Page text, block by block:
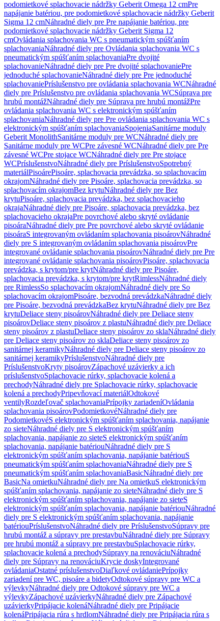
podomietkové splachovacie nádržky Geberit Omega 12 cmPre
napájanie batériou, pre podomietkové splachovacie nádržky Geberit
Sigma 12 cmNáhradné diely pre Pre napájanie batériou, pre
podomietkové splachovacie nádržky Geberit Sigma 12
cmOvládania splachovania WC s pneumatickým spúšťaním
splachovaniaNáhradné diely pre Ovládania splachovania WC s
pneumatickým spúšťaním splachovaniaPre dvojité
splachovanieNáhradné diely pre Pre dvojité splachovaniePre
jednoduché splachovanieNáhradné diely pre Pre jednoduché
splachovaniePríslušenstvo pre ovládania splachovania WCNáhradné
diely pre Príslušenstvo pre ovládania splachovania WCSúprava pre
hrubú montážNáhradné diely pre Súprava pre hrubú montážPre
ovládania splachovania WC s elektronickým spúšťaním
splachovaniaNáhradné diely pre Pre ovládania splachovania WC s
elektronickým spúšťaním splachovaniaSpojeniaSanitárne moduly
Geberit MonolithSanitárne moduly pre WCNáhradné diely pre
Sanitárne moduly pre WCPre závesné WCNáhradné diely pre Pre
závesné WCPre stojace WCNáhradné diely pre Pre stojace
WCPríslušenstvoNáhradné diely pre PríslušenstvoSpotrebný
materiálPisoárePisoáre, splachovacia prevádzka, so splachovacím
okrajomNáhradné diely pre Pisoáre, splachovacia prevádzka, so
splachovacím okrajomBez krytuNáhradné diely pre Bez
krytuPisoáre, splachovacia prevádzka, bez splachovacieho
okrajaNáhradné diely pre Pisoáre, splachovacia prevádzka, bez
splachovacieho okrajaPre povrchové alebo skryté ovládanie
pisoáraNáhradné diely pre Pre povrchové alebo skryté ovládanie
pisoáraS integrovaným ovládaním splachovania pisoárovNáhradné
diely pre S integrovaným ovládaním splachovania pisoárovPre
integrované ovládanie splachovania pisoárovNáhradné diely pre Pre
integrované ovládanie splachovania pisoárovPisoáre, splachovacia
prevádzka, s krytom/pre krytNáhradné diely pre Pisoáre,
splachovacia prevádzka, s krytom/pre krytRimlessNáhradné diely
pre RimlessSo splachovacím okrajomNáhradné diely pre So
splachovacím okrajomPisoáre, bezvodná prevádzkaNáhradné diely
pre Pisoáre, bezvodná prevádzkaBez krytuNáhradné diely pre Bez
krytuDeliace steny pisoárovNáhradné diely pre Deliace steny
pisoárovDeliace steny pisoárov z plastuNáhradné diely pre Deliace
steny pisoárov z plastuDeliace steny pisoárov zo sklaNáhradné diely
pre Deliace steny pisoárov zo sklaDeliace steny pisoárov zo
sanitárnej keramikyNáhradné diely pre Deliace steny pisoárov zo
sanitárnej keramikyPríslušenstvoNáhradné diely pre
PríslušenstvoKryty pisoárovZápachové uzávierky a ich
príslušenstvoSplachovacie rúrky, splachovacie kolená a
prechodyNáhradné diely pre Splachovacie rúrky, splachovacie
kolená a prechodyPripevňovací materiálOdtokové
ventilyRozdeľovač splachovaniaPrípojky zariadeníOvládania
splachovania pisoárovPodomietkovéNáhradné diely pre
PodomietkovéS elektronickým spúšťaním splachovania, napájanie
zo sieteNáhradné diely pre S elektronickým spúšťaním
splachovania, napájanie zo sieteS elektronickým spúšťaním
splachovania, napájanie batériouNáhradné diely pre S
elektronickým spúšťaním splachovania, napájanie batériouS
pneumatickým spúšťaním splachovaniaNáhradné diely pre S
pneumatickým spúšťaním splachovaniaBasicNáhradné diely pre
BasicNa omietkuNáhradné diely pre Na omietkuS elektronickým
spúšťaním splachovania, napájanie zo sieteNáhradné diely pre S
elektronickým spúšťaním splachovania, napájanie zo sieteS
elektronickým spúšťaním splachovania, napájanie batériouNáhradné
diely pre S elektronickým spúšťaním splachovania, napájanie
batériouPríslušenstvoNáhradné diely pre PríslušenstvoSúpravy pre
hrubú montáž a súpravy pre prestavbuNáhradné diely pre Súpravy
pre hrubú montáž a súpravy pre prestavbuSplachovacie rúrky,
splachovacie kolená a prechodySúpravy na renováciuNáhradné
diely pre Súpravy na renováciuKrycie doskyIntegrované
ovládaniaOstatné príslušenstvoDiaľkové ovládaniePrípojky
zariadení pre WC, pisoáre a bidetyOdtokové súpravy pre WC a
výlevkyNáhradné diely pre Odtokové súpravy pre WC a
výlevkyZápachové uzávierkyNáhradné diely pre Zápachové
uzávierkyPripájacie kolenáNáhradné diely pre Pripájacie
kolenáPripájacia rúra s hrdlomNáhradné diely pre Pripájacia rúra s